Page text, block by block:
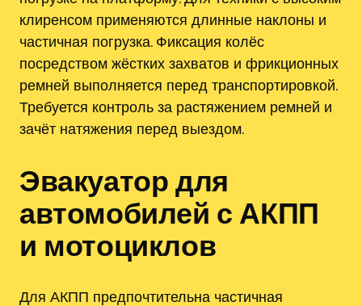
клиренсом применяются длинные наклоны и
частичная погрузка. Фиксация колёс
посредством жёстких захватов и фрикционных
ремней выполняется перед транспортировкой.
Требуется контроль за растяжением ремней и
зачёт натяжения перед выездом.
Эвакуатор для
автомобилей с АКПП
и мотоциклов
Для АКПП предпочтительна частичная